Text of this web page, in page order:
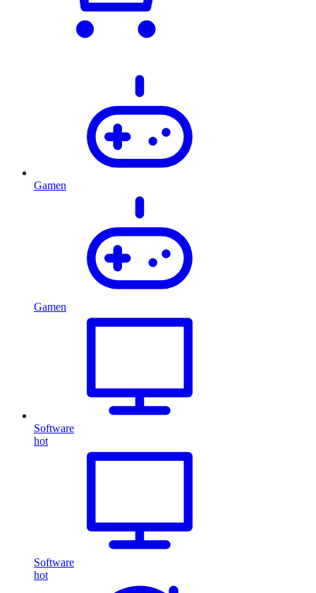
Gamen
Gamen
Software
hot
Software
hot